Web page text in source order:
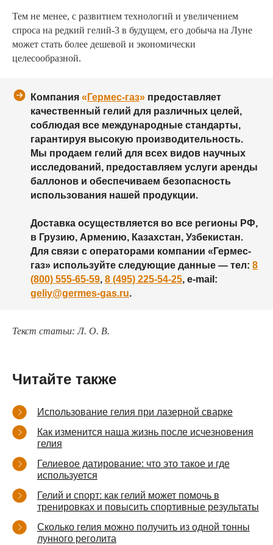
Тем не менее, с развитием технологий и увеличением
спроса на редкий гелий-3 в будущем, его добыча на Луне
может стать более дешевой и экономически
целесообразной.
Компания « Гермес-газ» предоставляет
качественный гелий для различных целей,
соблюдая все международные стандарты,
гарантируя высокую производительность.
Мы продаем гелий для всех видов научных
исследований, предоставляем услуги аренды
баллонов и обеспечиваем безопасность
использования нашей продукции.
Доставка осуществляется во все регионы РФ,
в Грузию, Армению, Казахстан, Узбекистан.
Для связи с операторами компании «Гермес-
газ» используйте следующие данные — тел: 8
(800) 555-65-59, 8 (495) 225-54-25, e-mail:
geliy@germes-gas.ru.
Текст статьи: Л. О. В.
Читайте также
Использование гелия при лазерной сварке
Как изменится наша жизнь после исчезновения
гелия
Гелиевое датирование: что это такое и где
используется
Гелий и спорт: как гелий может помочь в
тренировках и повысить спортивные результаты
Сколько гелия можно получить из одной тонны
лунного реголита